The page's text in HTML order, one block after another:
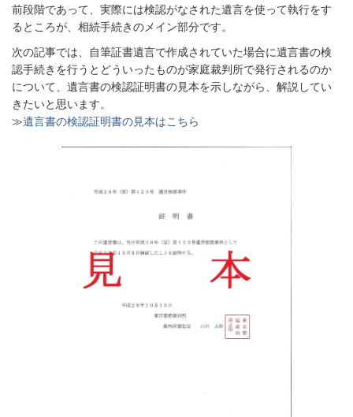
前段階であって、実際には検認がなされた遺言を使って執行をす
るところが、相続手続きのメイン部分です。
次の記事では、自筆証書遺言で作成されていた場合に遺言書の検
認手続きを行うとどういったものが家庭裁判所で発行されるのか
について、遺言書の検認証明書の見本を示しながら、解説してい
きたいと思います。
≫遺言書の検認証明書の見本はこちら